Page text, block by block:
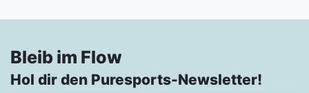
Bleib im Flow
Hol dir den Puresports-Newsletter!